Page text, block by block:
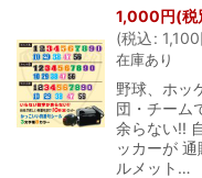
1,000円(税
(税込: 1,100
在庫あり
野球、ホッ
団・チーム
余らない!!
ッカーが
ルメット…